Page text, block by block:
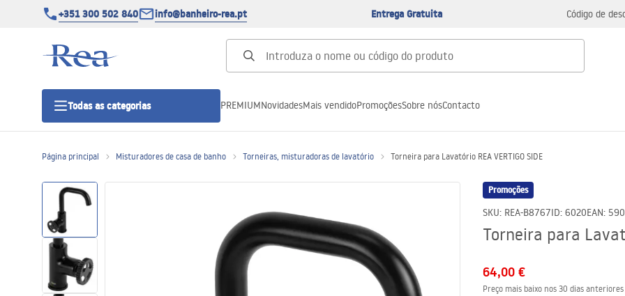
+351 300 502 840 info@banheiro-rea.pt Entrega Gratuita Código de
Todas as categorias
outras
Bases de duche de casa de banho
PREMIUMNovidadesMais vendidoPromoçõesSobre nósContacto
Página principal Misturadores de casa de banho Torneiras, misturadoras de lavatório Torneira para Lavatório REA VERTIGO SIDE
Promoções
SKU: REA-B8767ID: 6020EAN:
Torneira para
64,00 €
Preço mais baixo nos 30 dias